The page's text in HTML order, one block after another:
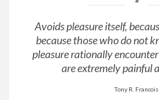
Avoids pleasure itself,
because those who do not
pleasure rationally
are extremely painful
Tony R. Francois